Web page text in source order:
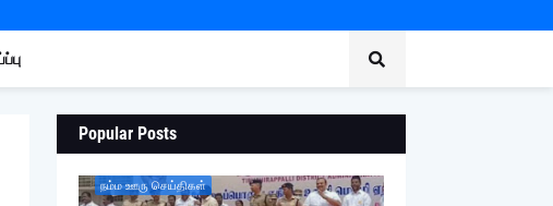
Popular Posts
நம்ம ஊரு செய்திகள்